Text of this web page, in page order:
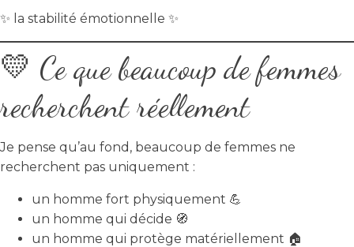
✨ la stabilité émotionnelle ✨
💛 Ce que beaucoup de femmes
recherchent réellement
Je pense qu’au fond, beaucoup de femmes ne
recherchent pas uniquement :
un homme fort physiquement 💪
un homme qui décide 🧭
un homme qui protège matériellement 🏠